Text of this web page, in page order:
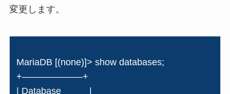
変更します。
MariaDB [(none)]> show databases;
+——————–+
| Database |